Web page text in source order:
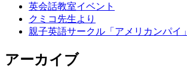
英会話教室イベント
クミコ先生より
親子英語サークル「アメリカンパイ」
アーカイブ